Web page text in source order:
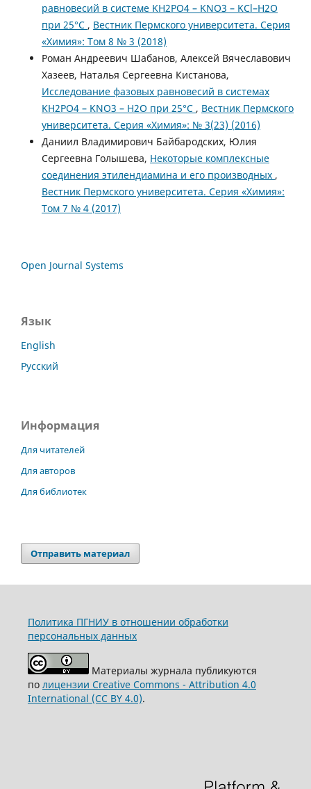
равновесий в системе KH2PO4 – KNO3 – KCl–H2O
при 25°C , Вестник Пермского университета. Серия
«Химия»: Том 8 № 3 (2018)
Роман Андреевич Шабанов, Алексей Вячеславович
Хазеев, Наталья Сергеевна Кистанова,
Исследование фазовых равновесий в системах
KH2PO4 – KNO3 – H2O при 25°C , Вестник Пермского
университета. Серия «Химия»: № 3(23) (2016)
Даниил Владимирович Байбародских, Юлия
Сергеевна Голышева, Некоторые комплексные
соединения этилендиамина и его производных ,
Вестник Пермского университета. Серия «Химия»:
Том 7 № 4 (2017)
Open Journal Systems
Язык
English
Русский
Информация
Для читателей
Для авторов
Для библиотек
Отправить материал
Политика ПГНИУ в отношении обработки
персональных данных
Материалы журнала публикуются
по лицензии Creative Commons - Attribution 4.0
International (CC BY 4.0).